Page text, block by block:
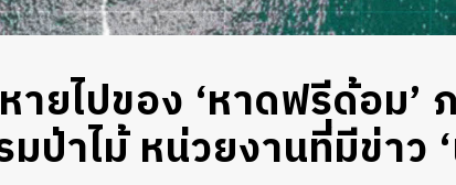
ยไปของ ‘หาดฟรีด้อม’
ป่าไม้ หน่วยงานที่มีข่าว